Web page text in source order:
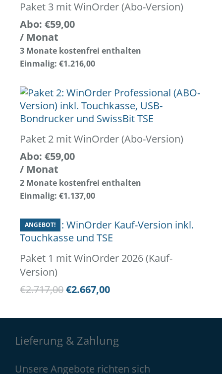
Paket 3 mit WinOrder (Abo-Version)
Abo: €59,00
/ Monat
3 Monate kostenfrei enthalten
Einmalig: €1.216,00
Paket 2 mit WinOrder (Abo-Version)
Abo: €59,00
/ Monat
2 Monate kostenfrei enthalten
Einmalig: €1.137,00
ANGEBOT!
Paket 1 mit WinOrder 2026 (Kauf-
Version)
€2.717,00€2.667,00
Lieferung & Zahlung
Unsere Angebote richten sich